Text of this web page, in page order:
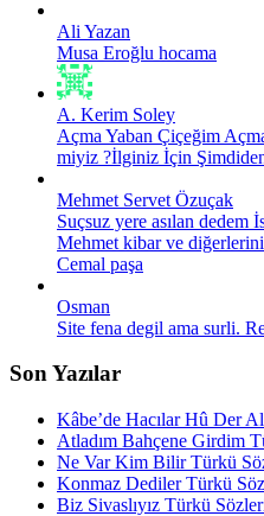
Ali Yazan
Musa Eroğlu hocama
A. Kerim Soley
Açma Yaban Çiçeğim
miyiz ?İlginiz İçin
Mehmet Servet Özuçak
Suçsuz yere asılan dedem
Mehmet kibar ve
Cemal paşa
Osman
Site fena degil ama surli.
Son Yazılar
Kâbe’de Hacılar Hû Der
Atladım Bahçene Girdim
Ne Var Kim Bilir Türkü
Konmaz Dediler Türkü
Biz Sivaslıyız Türkü